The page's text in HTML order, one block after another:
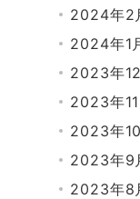
2024年2
2024年1
2023年
2023年11
2023年
2023年9
2023年8